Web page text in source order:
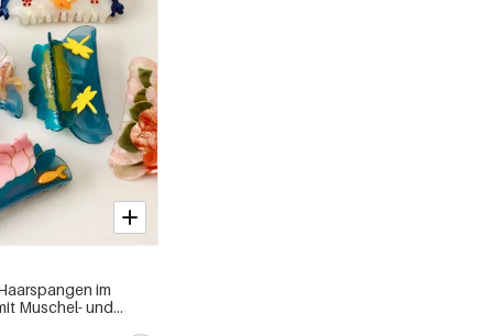
im
Muschel- und
aus Acetat für